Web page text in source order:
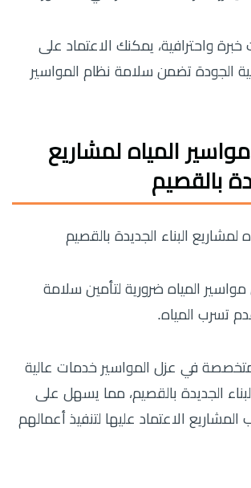
خبرة واحترافية، يمكنك الاعتماد على
الجودة تضمن سلامة نظام المواسير
المياه لمشاريع
بالقصيم
لمشاريع البناء الجديدة بالقصيم
مواسير المياه ضرورية لتأمين سلامة
تسرب المياه.
في عزل المواسير خدمات عالية
الجديدة بالقصيم، مما يسهل على
المشاريع الاعتماد عليها لتنفيذ أعمالهم